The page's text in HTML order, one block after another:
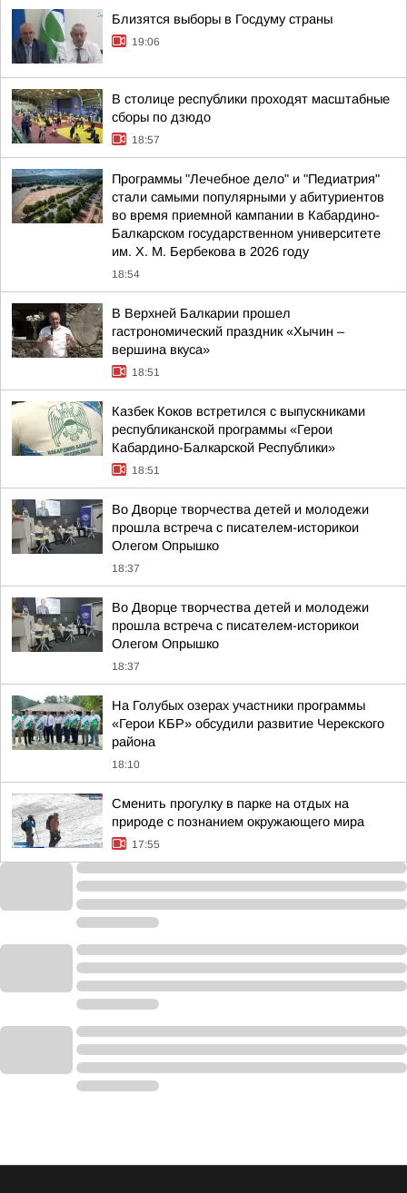
Близятся выборы в Госдуму страны
19:06
В столице республики проходят масштабные
сборы по дзюдо
18:57
Программы "Лечебное дело" и "Педиатрия"
стали самыми популярными у абитуриентов
во время приемной кампании в Кабардино-
Балкарском государственном университете
им. Х. М. Бербекова в 2026 году
18:54
В Верхней Балкарии прошел
гастрономический праздник «Хычин –
вершина вкуса»
18:51
Казбек Коков встретился с выпускниками
республиканской программы «Герои
Кабардино-Балкарской Республики»
18:51
Во Дворце творчества детей и молодежи
прошла встреча с писателем-историкои
Олегом Опрышко
18:37
Во Дворце творчества детей и молодежи
прошла встреча с писателем-историкои
Олегом Опрышко
18:37
На Голубых озерах участники программы
«Герои КБР» обсудили развитие Черекского
района
18:10
Сменить прогулку в парке на отдых на
природе с познанием окружающего мира
17:55